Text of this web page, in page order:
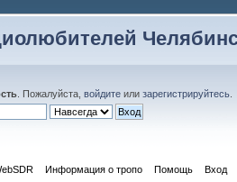
. Пожалуйста, войдите или зарегистрируйтесь
Информация о тропо Помощь Вход